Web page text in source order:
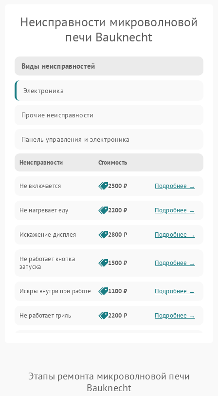
Неисправности микроволновой
печи Bauknecht
Виды неисправностей
Электроника
Прочие неисправности
Панель управления и электроника
Дверца и корпус
Механика и внутренние элементы
Механические повреждения
Питание и запуск
Нагрев и приготовление
Программное обеспечение
Неисправности Стоимость
Не включается 2500 ₽ Подробнее →
Не нагревает еду 2200 ₽ Подробнее →
Искажение дисплея 2800 ₽ Подробнее →
Не работает кнопка
запуска
1500 ₽ Подробнее →
Искры внутри при работе 1100 ₽ Подробнее →
Не работает гриль 2200 ₽ Подробнее →
Появление запаха гари Подробнее →
Этапы ремонта микроволновой печи
Bauknecht